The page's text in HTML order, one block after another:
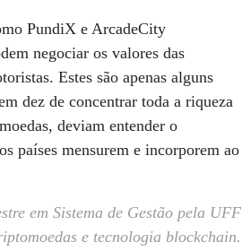
PundiX e ArcadeCity
negociar os valores das
Estes são apenas alguns
dez de concentrar toda a riqueza
deviam entender o
países mensurem e incorporem ao
em Sistema de Gestão pela UFF
e tecnologia blockchain.